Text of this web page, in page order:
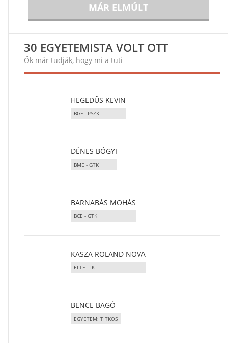
MÁR ELMÚLT
30 EGYETEMISTA VOLT OTT
Ők már tudják, hogy mi a tuti
HEGEDŰS KEVIN
BGF - PSZK
DÉNES BÓGYI
BME - GTK
BARNABÁS MOHÁS
BCE - GTK
KASZA ROLAND NOVA
ELTE - IK
BENCE BAGÓ
EGYETEM: TITKOS